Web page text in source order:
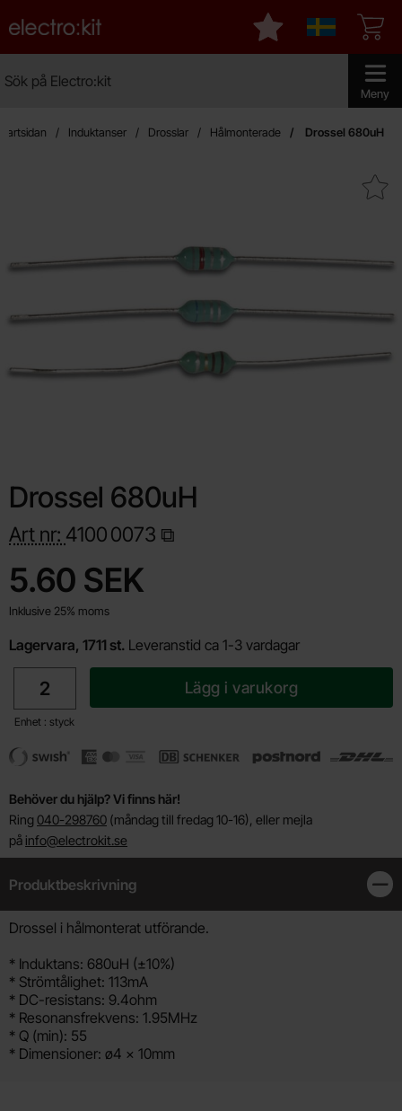
Meny
Startsidan för Electro:kit
Sverige
Mina favoriter
Induktanser Drosslar Hålmonterade Drossel 680uH
Makera drossel
Drossel 680uH
Art nr: 41000073
pris
5.60 SEK
Inklusive 25% moms
Lagervara, 1711 st. Leveranstid ca 1-3 vardagar
Enhet : styck
Lägg i varukorg
Behöver du hjälp? Vi finns här!
Ring 040-298760 (måndag till fredag 10-16), eller mejla
på info@electrokit.se
Produktbeskrivning
Produktbeskrivning
Drossel i hålmonterat utförande.
* Induktans: 680uH (±10%)
* Strömtålighet: 113mA
* DC-resistans: 9.4ohm
* Resonansfrekvens: 1.95MHz
* Q (min): 55
* Dimensioner: ø4 x 10mm